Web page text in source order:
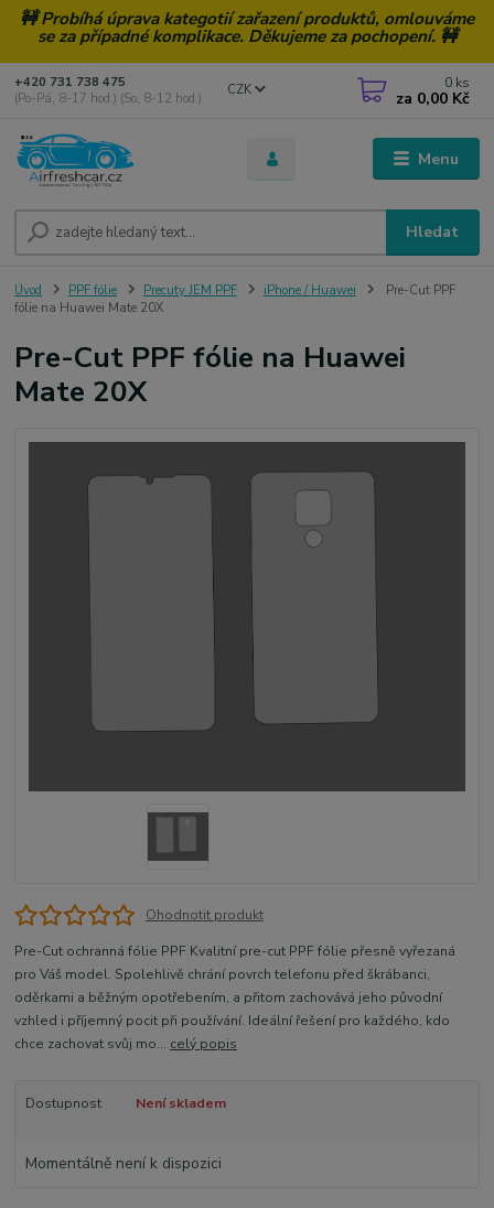
🚧 Probíhá úprava kategotií zařazení produktů, omlouváme
se za případné komplikace. Děkujeme za pochopení. 🚧
Menu
CZK
Hledat
+420 731 738 475
(Po-Pá, 8-17 hod.) (So, 8-12 hod.)
0 ks
za 0,00 Kč
Úvod PPF fólie Precuty JEM PPF iPhone / Huawei
Pre-Cut PPF
fólie na Huawei Mate 20X
Pre-Cut PPF fólie na Huawei
Mate 20X
Ohodnotit produkt
Pre-Cut ochranná fólie PPF Kvalitní pre-cut PPF fólie přesně vyřezaná
pro Váš model. Spolehlivě chrání povrch telefonu před škrábanci,
oděrkami a běžným opotřebením, a přitom zachovává jeho původní
vzhled i příjemný pocit při používání. Ideální řešení pro každého, kdo
chce zachovat svůj mo... celý popis
Dostupnost Není skladem
Momentálně není k dispozici